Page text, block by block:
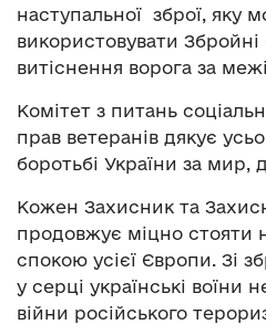
наступальної зброї, яку
використовувати
витіснення ворога за
Комітет з питань
прав ветеранів дякує
боротьбі України за мир,
Кожен Захисник та
продовжує міцно стояти
спокою усієї Європи. Зі
у серці українські воїни
війни російського